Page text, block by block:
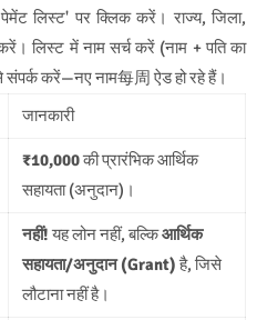
लिस्ट' पर क्लिक करें। राज्य, जिला,
लिस्ट में नाम सर्च करें (नाम + पति का
से संपर्क करें—नए नाम每周 ऐड हो रहे हैं।
जानकारी
₹10,000की प्रारंभिक आर्थिक
सहायता (अनुदान)।
नहीं!यह लोन नहीं, बल्किआर्थिक
सहायता/अनुदान (Grant)है, जिसे
लौटाना नहीं है।